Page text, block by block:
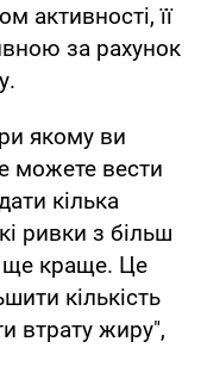
активності, її
за рахунок
якому ви
можете вести
кілька
ривки з більш
ще краще. Це
кількість
втрату жиру",